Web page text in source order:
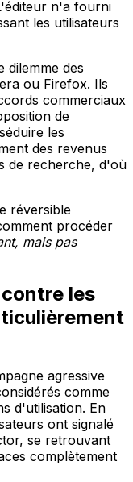
n'a fourni
les utilisateurs
dilemme des
ou Firefox. Ils
commerciaux
de
les
des revenus
de recherche, d'où
réversible
procéder
mais pas
les
agressive
comme
d'utilisation. En
ont signalé
se retrouvant
complètement